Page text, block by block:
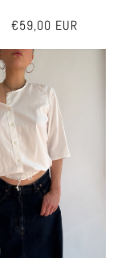
Prix
promotionnel
€59,00 EUR